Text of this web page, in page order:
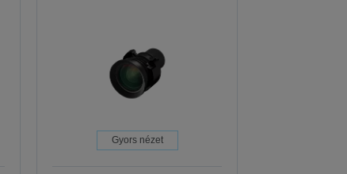
Gyors nézet